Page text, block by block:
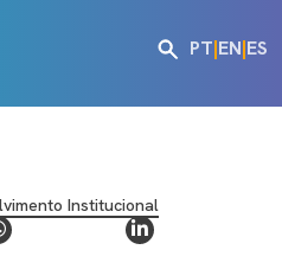
PT|EN|ES
Institucional